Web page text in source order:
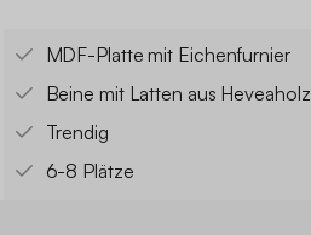
MDF-Platte mit Eichenfurnier
Beine mit Latten aus Heveaholz
Trendig
6-8 Plätze